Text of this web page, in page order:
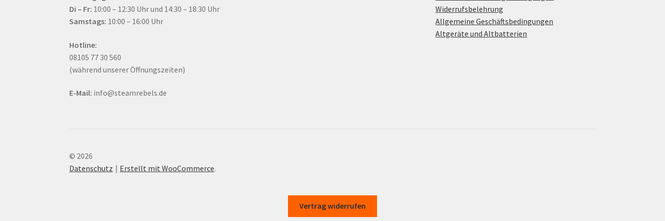
Di – Fr: 10:00 – 12:30 Uhr und 14:30 – 18:30 Uhr
Samstags: 10:00 – 16:00 Uhr
Hotline:
08105 77 30 560
(während unserer Öffnungszeiten)
E-Mail: info@steamrebels.de
Widerrufsbelehrung
Allgemeine Geschäftsbedingungen
Altgeräte und Altbatterien
© 2026
Datenschutz
Erstellt mit WooCommerce.
Vertrag widerrufen